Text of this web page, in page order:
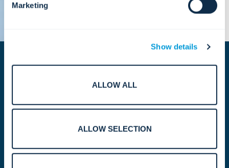
Marketing
Show details
ALLOW ALL
ALLOW SELECTION
Esfuerzo global.